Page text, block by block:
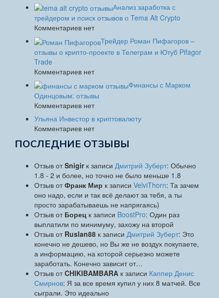
Анализ заработка с
трейдером и поиск отзывов о Tema Alt Crypto
Комментариев нет
Трейдер Роман Пифагоров –
отзывы о крипто-проекте в Телеграм и Ютуб Pifagor
Trade
Комментариев нет
Финансы с Марком
Одинцовым: отзывы
Комментариев нет
Ульяна Инвестор в криптовалюту
Комментариев нет
ПОСЛЕДНИЕ ОТЗЫВЫ
Отзыв отSnigirк записи Дмитрий Зуберт: Обычно
1.8 - 2 и более, но точно не было меньше 1.8
Отзыв отФранк Мир к записи VelviThorn: Та зачем
оно надо, если и так всё делают за тебя, а ты
просто зарабатываешь не напрягаясь)
Отзыв от Борец к записи BoostPro: Один раз
выплатили по минимуму, захожу на второй
Отзыв от Ruslan88 к записи Дмитрий Зуберт: Это
конечно не дешево, но Вы же не воздух покупаете,
а информацию, на которой серьезно можете
заработать. Конечно зависит от…
Отзыв отCHIKIBAMBARA к записи Каппер Денис
Смирнов: Я за все время купил у них 8 матчей. Все
сыграли. Это идеально